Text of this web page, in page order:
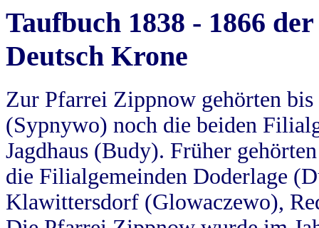
Taufbuch 1838 - 1866
Deutsch Krone
Zur Pfarrei Zippnow gehörten
(Sypnywo) noch die beiden
Jagdhaus (Budy). Früher
die Filialgemeinden Doderlage
Klawittersdorf (Glowaczewo),